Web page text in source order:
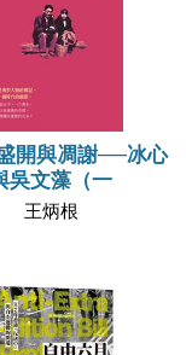
開與凋謝──冰心
吳文藻（一
王炳根